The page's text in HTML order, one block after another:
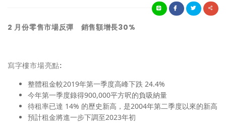
2 月份零售市場反彈 銷售額增長30%
寫字樓市場亮點:
整體租金較2019年第一季度高峰下跌 24.4%
今年第一季度錄得900,000平方呎的負吸納量
待租率已達 14% 的歷史新高，是2004年第二季度以來的新高
預計租金將進一步下調至2023年初